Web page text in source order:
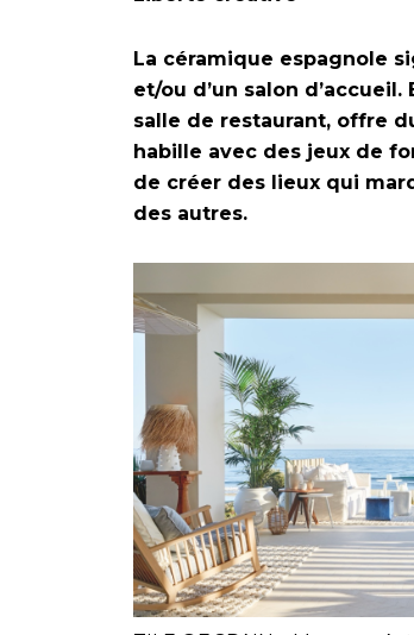
La céramique espagnole
et/ou d’un salon d’accueil.
salle de restaurant, offre
habille avec des jeux de
de créer des lieux qui
des autres.